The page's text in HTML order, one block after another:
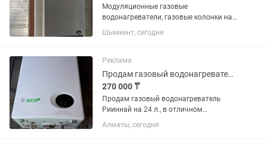
Модуляционные газовые
водонагреватели, газовые колонки на
10-12 литров. Розница 70000 тенге.
Оптом 63000 тенге Медный
сенсорное управление.
Принудительная вытяжка+...
Шымкент, сегодня
Реклама
Продам газовый водонагреватель Риннай
270 000 ₸
Продам газовый водонагреватель
Рииннай на 24 л., в отличном
состоянии, был в использовании около
Алматы, сегодня